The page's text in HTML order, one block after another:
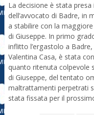
La decisione è stata
dell’avvocato di Badre, in
a stabilire con la
di Giuseppe. In primo
inflitto l’ergastolo a
Valentina Casa, è stata
quanto ritenuta colpevole
di Giuseppe, del tentato
maltrattamenti perpetrati
stata fissata per il